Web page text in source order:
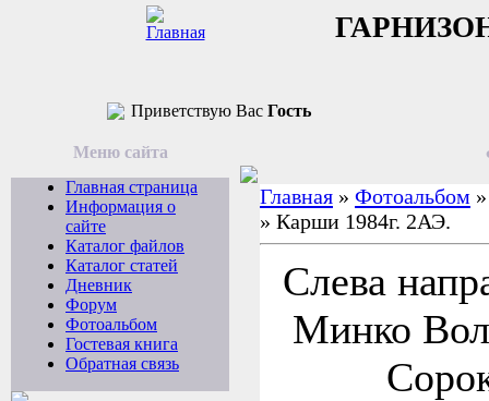
Приветствую Вас Гость
Меню сайта
Главная страница
Информация о
сайте
Каталог файлов
Каталог статей
Дневник
Форум
Фотоальбом
Гостевая книга
Обратная связь
Главная » Фотоальбом
» Карши 1984г. 2АЭ.
Слева
Минко